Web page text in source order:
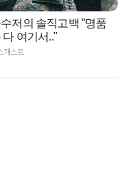
저의 솔직고백 "명품
다 여기서.."
캐스트